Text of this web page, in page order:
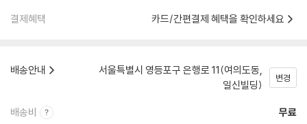
결제혜택 카드/간편결제 혜택을 확인하세요
배송안내
서울특별시 영등포구 은행로 11(여의도동,
일신빌딩)
변경
배송비 무료